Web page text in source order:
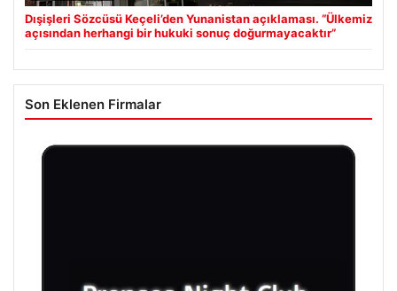
Dışişleri Sözcüsü Keçeli’den Yunanistan açıklaması. “Ülkemiz
açısından herhangi bir hukuki sonuç doğurmayacaktır”
Son Eklenen Firmalar